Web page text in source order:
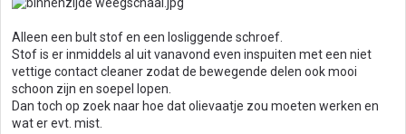
Alleen een bult stof en een losliggende schroef.
Stof is er inmiddels al uit vanavond even inspuiten met een niet
vettige contact cleaner zodat de bewegende delen ook mooi
schoon zijn en soepel lopen.
Dan toch op zoek naar hoe dat olievaatje zou moeten werken en
wat er evt. mist.